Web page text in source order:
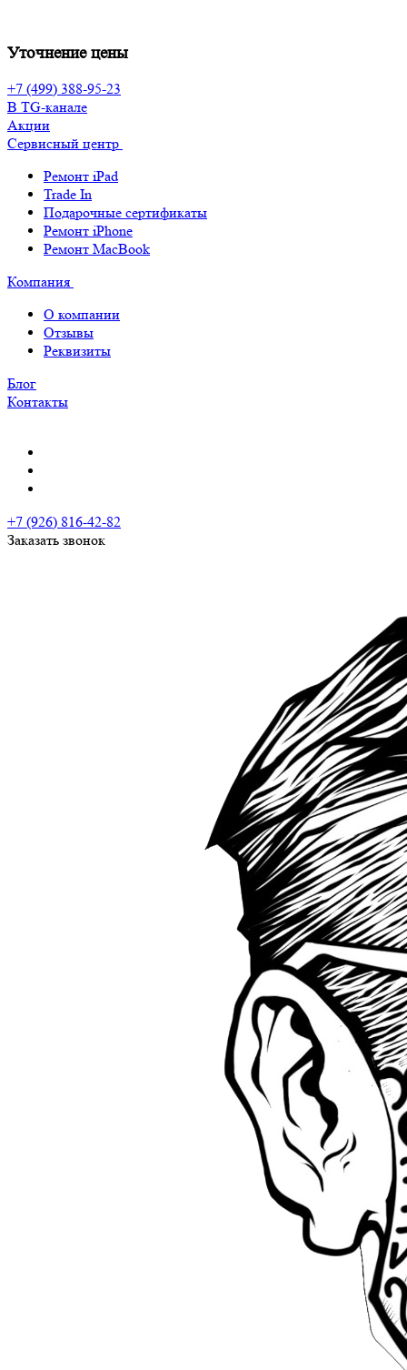
Уточнение цены
+7 (499) 388-95-23
В TG-канале
Акции
Сервисный центр
Ремонт iPad
Trade In
Подарочные сертификаты
Ремонт iPhone
Ремонт MacBook
Компания
О компании
Отзывы
Реквизиты
Блог
Контакты
+7 (926) 816-42-82
Заказать звонок